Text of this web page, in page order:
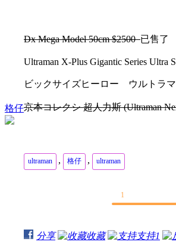
格仔
Dx Mega Model 50cm $2500已售了
Ultraman X-Plus Gigantic Series Ultra
ビックサイズヒーロー ウルトラ
京本コレクシ 超人力斯 (Ultraman
ultraman , 格仔 , ultraman
1
分享 收藏 支持1